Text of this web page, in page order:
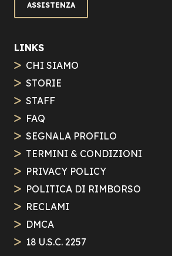
ASSISTENZA
LINKS
CHI SIAMO
STORIE
STAFF
FAQ
SEGNALA PROFILO
TERMINI & CONDIZIONI
PRIVACY POLICY
POLITICA DI RIMBORSO
RECLAMI
DMCA
18 U.S.C. 2257